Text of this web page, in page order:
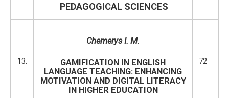
PEDAGOGICAL SCIENCES
13.
Chemerys I. M.
GAMIFICATION IN ENGLISH
LANGUAGE TEACHING: ENHANCING
MOTIVATION AND DIGITAL LITERACY
IN HIGHER EDUCATION
72